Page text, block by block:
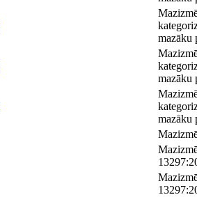
mazāku
mazāku
mazāku